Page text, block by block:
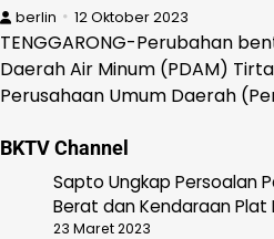
berlin 12 Oktober 2023
TENGGARONG-Perubahan
Daerah Air Minum (PDAM)
Perusahaan Umum Daerah
BKTV Channel
Sapto Ungkap Persoalan
Berat dan Kendaraan Plat
23 Maret 2023